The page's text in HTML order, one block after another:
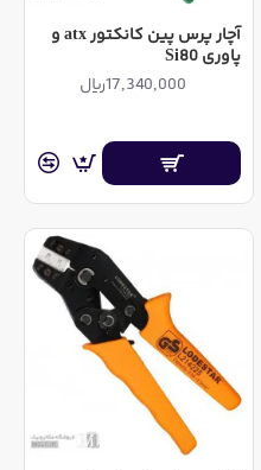
آچار پرس پین کانکتور atx و
پاوری Si80
17,340,000ریال